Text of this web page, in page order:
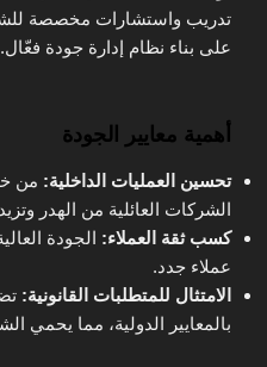
تدريب واستشارات مخصصة
على بناء نظام إدارة جودة فعّال.
أهمية معايير الجودة
تحسين العمليات الداخلية: من
الشركات العائلية من الهدر
كسب ثقة العملاء: الجودة
عملاء جدد.
الامتثال للمتطلبات القانونية:
بالمعايير الدولية، مما يحمي